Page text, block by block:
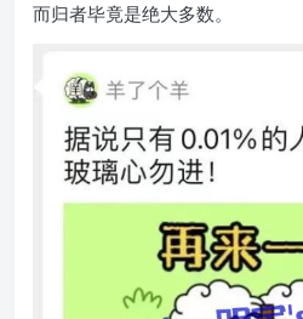
而归者毕竟是绝大多数。